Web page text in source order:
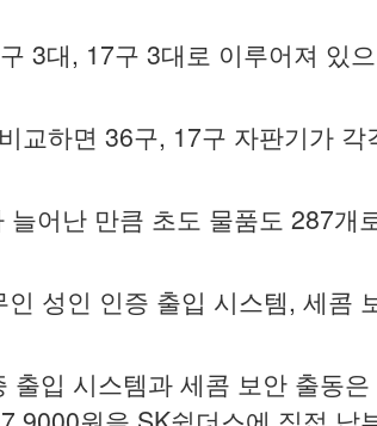
3대, 17구 3대로 이루어져 있
교하면 36구, 17구 자판기가
늘어난 만큼 초도 물품도 287개
인 성인 인증 출입 시스템, 세콤
출입 시스템과 세콤 보안 출동